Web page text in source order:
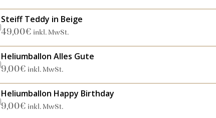
Steiff Teddy in Beige
49,00€ inkl. MwSt.
Heliumballon Alles Gute
9,00€ inkl. MwSt.
Heliumballon Happy Birthday
9,00€ inkl. MwSt.